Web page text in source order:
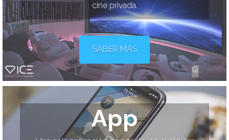
cine privada.
SABER MAS
App